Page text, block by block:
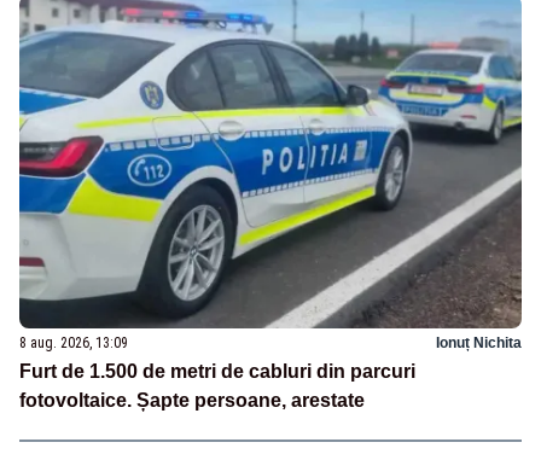
8 aug. 2026, 13:09 Ionuț Nichita
Furt de 1.500 de metri de cabluri din parcuri
fotovoltaice. Șapte persoane, arestate